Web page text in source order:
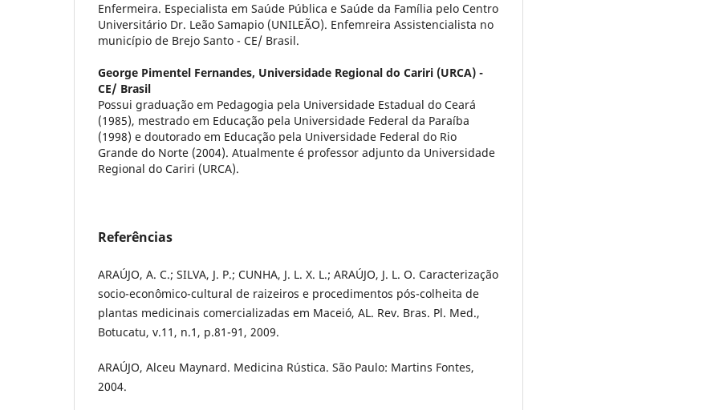
Enfermeira. Especialista em Saúde Pública e Saúde da Família pelo Centro
Universitário Dr. Leão Samapio (UNILEÃO). Enfemreira Assistencialista no
município de Brejo Santo - CE/ Brasil.
George Pimentel Fernandes, Universidade Regional do Cariri (URCA) -
CE/ Brasil
Possui graduação em Pedagogia pela Universidade Estadual do Ceará
(1985), mestrado em Educação pela Universidade Federal da Paraíba
(1998) e doutorado em Educação pela Universidade Federal do Rio
Grande do Norte (2004). Atualmente é professor adjunto da Universidade
Regional do Cariri (URCA).
Referências
ARAÚJO, A. C.; SILVA, J. P.; CUNHA, J. L. X. L.; ARAÚJO, J. L. O. Caracterização
socio-econômico-cultural de raizeiros e procedimentos pós-colheita de
plantas medicinais comercializadas em Maceió, AL. Rev. Bras. Pl. Med.,
Botucatu, v.11, n.1, p.81-91, 2009.
ARAÚJO, Alceu Maynard. Medicina Rústica. São Paulo: Martins Fontes,
2004.